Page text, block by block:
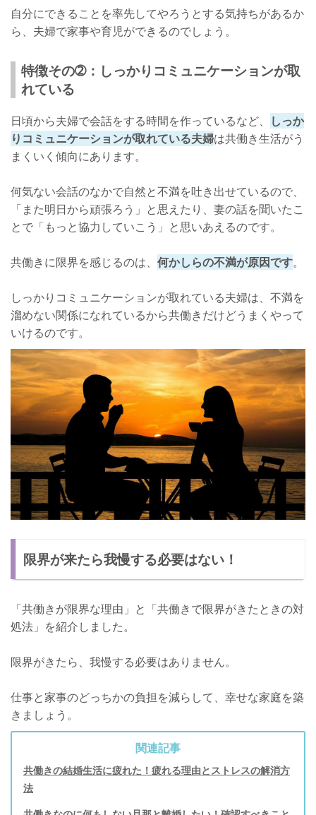
自分にできることを率先してやろうとする気持ちがあるか
ら、夫婦で家事や育児ができるのでしょう。
特徴その➁：しっかりコミュニケーションが取
れている
日頃から夫婦で会話をする時間を作っているなど、
しっか
りコミュニケーションが取れている夫婦は共働き生活がう
まくいく傾向にあります。
何気ない会話のなかで自然と不満を吐き出せているので、
「また明日から頑張ろう」と思えたり、妻の話を聞いたこ
とで「もっと協力していこう」と思いあえるのです。
共働きに限界を感じるのは、 何かしらの不満が原因です。
しっかりコミュニケーションが取れている夫婦は、不満を
溜めない関係になれているから共働きだけどうまくやって
いけるのです。
限界が来たら我慢する必要はない！
「共働きが限界な理由」と「共働きで限界がきたときの対
処法」を紹介しました。
限界がきたら、我慢する必要はありません。
仕事と家事のどっちかの負担を減らして、幸せな家庭を築
きましょう。
関連記事
共働きの結婚生活に疲れた！疲れる理由とストレスの解消方
法